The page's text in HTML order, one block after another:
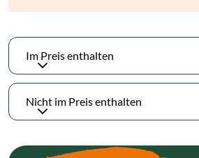
Im Preis enthalten
Nicht im Preis enthalten